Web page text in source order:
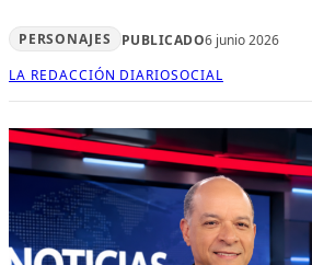
PERSONAJES PUBLICADO6 junio 2026
LA REDACCIÓN DIARIOSOCIAL